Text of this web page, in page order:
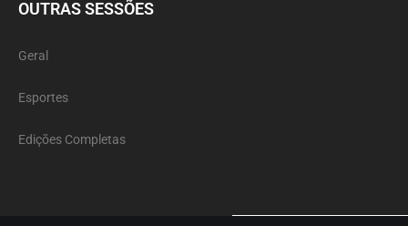
OUTRAS SESSÕES
Geral
Esportes
Edições Completas